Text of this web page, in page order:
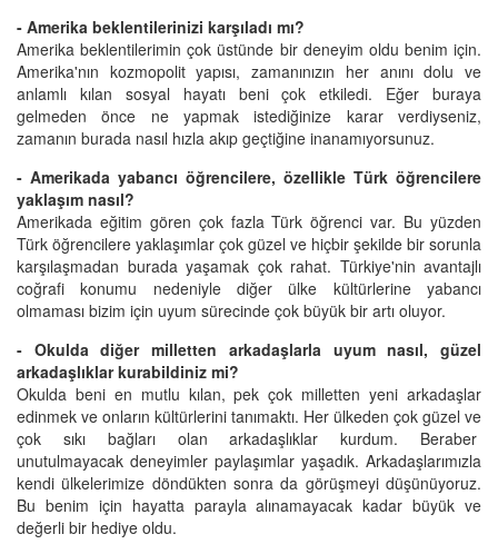
- Amerika beklentilerinizi karşıladı mı?
Amerika beklentilerimin çok üstünde bir deneyim oldu benim için.
Amerika'nın kozmopolit yapısı, zamanınızın her anını dolu ve
anlamlı kılan sosyal hayatı beni çok etkiledi. Eğer buraya
gelmeden önce ne yapmak istediğinize karar verdiyseniz,
zamanın burada nasıl hızla akıp geçtiğine inanamıyorsunuz.
- Amerikada yabancı öğrencilere, özellikle Türk öğrencilere
yaklaşım nasıl?
Amerikada eğitim gören çok fazla Türk öğrenci var. Bu yüzden
Türk öğrencilere yaklaşımlar çok güzel ve hiçbir şekilde bir sorunla
karşılaşmadan burada yaşamak çok rahat. Türkiye'nin avantajlı
coğrafi konumu nedeniyle diğer ülke kültürlerine yabancı
olmaması bizim için uyum sürecinde çok büyük bir artı oluyor.
- Okulda diğer milletten arkadaşlarla uyum nasıl, güzel
arkadaşlıklar kurabildiniz mi?
Okulda beni en mutlu kılan, pek çok milletten yeni arkadaşlar
edinmek ve onların kültürlerini tanımaktı. Her ülkeden çok güzel ve
çok sıkı bağları olan arkadaşlıklar kurdum. Beraber
unutulmayacak deneyimler paylaşımlar yaşadık. Arkadaşlarımızla
kendi ülkelerimize döndükten sonra da görüşmeyi düşünüyoruz.
Bu benim için hayatta parayla alınamayacak kadar büyük ve
değerli bir hediye oldu.